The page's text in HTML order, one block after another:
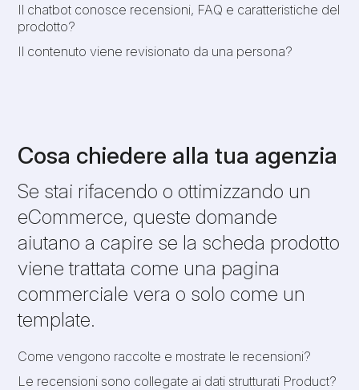
Il chatbot conosce recensioni, FAQ e caratteristiche del
prodotto?
Il contenuto viene revisionato da una persona?
Cosa chiedere alla tua agenzia
Se stai rifacendo o ottimizzando un
eCommerce, queste domande
aiutano a capire se la scheda prodotto
viene trattata come una pagina
commerciale vera o solo come un
template.
Come vengono raccolte e mostrate le recensioni?
Le recensioni sono collegate ai dati strutturati Product?